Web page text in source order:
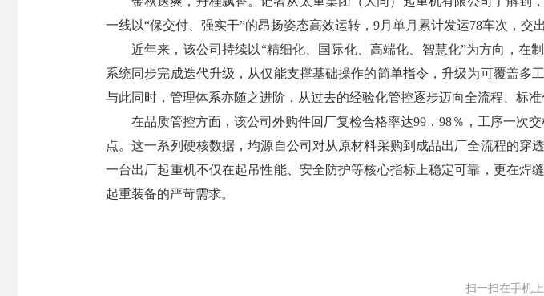
一线以“保交付、强实干”的昂扬姿态高效运转，9月单月累计发运78车次，交
近年来，该公司持续以“精细化、国际化、高端化、智慧化”为方向，
系统同步完成迭代升级，从仅能支撑基础操作的简单指令，升级为可覆盖多
与此同时，管理体系亦随之进阶，从过去的经验化管控逐步迈向全流程、标
在品质管控方面，该公司外购件回厂复检合格率达99．98％，工序一次
点。这一系列硬核数据，均源自公司对从原材料采购到成品出厂全流程的
一台出厂起重机不仅在起吊性能、安全防护等核心指标上稳定可靠，更在
起重装备的严苛需求。
扫一扫在手机